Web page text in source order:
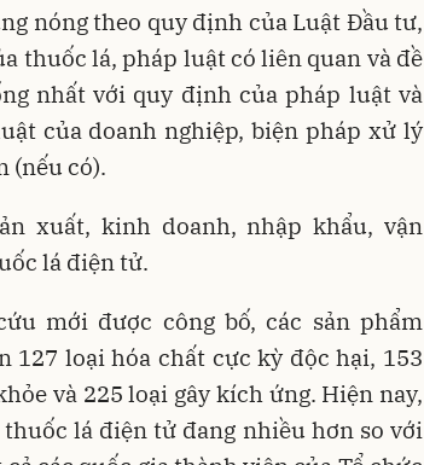
nóng theo quy định của Luật Đầu tư,
thuốc lá, pháp luật có liên quan và đề
nhất với quy định của pháp luật và
của doanh nghiệp, biện pháp xử lý
(nếu có).
xuất, kinh doanh, nhập khẩu, vận
lá điện tử.
mới được công bố, các sản phẩm
127 loại hóa chất cực kỳ độc hại, 153
và 225 loại gây kích ứng. Hiện nay,
lá điện tử đang nhiều hơn so với